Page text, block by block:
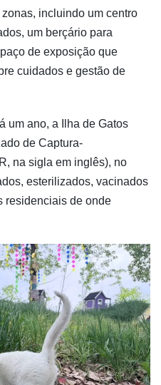
incluindo um centro
um berçário para
de exposição que
cuidados e gestão de
um ano, a Ilha de Gatos
de Captura-
na sigla em inglês), no
esterilizados, vacinados
residenciais de onde